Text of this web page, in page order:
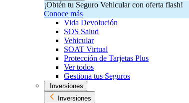
¡Obtén tu Seguro Vehicular con oferta flash!
Conoce más
Vida Devolución
SOS Salud
Vehicular
SOAT Virtual
Protección de Tarjetas Plus
Ver todos
Gestiona tus Seguros
Inversiones
Inversiones